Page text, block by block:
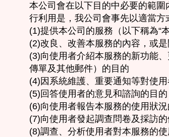
本公司會在以下目的中必要的範
行利用是，我公司會事先以適當方
(1)提供本公司的服務（以下稱為“
(2)改良、改善本服務的內容，或
(3)向使用者介紹本服務的新功能
傳單及其他郵件）的目的
(4)因系統維護、重要通知等對使
(5)回答使用者的意見和諮詢的目的
(6)向使用者報告本服務的使用狀
(7)向使用者發起調查問卷及採訪
(8)調查、分析使用者對本服務的